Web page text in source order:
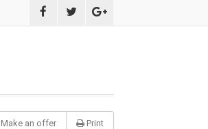
Make an offer Print